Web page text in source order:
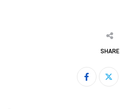
SHARE